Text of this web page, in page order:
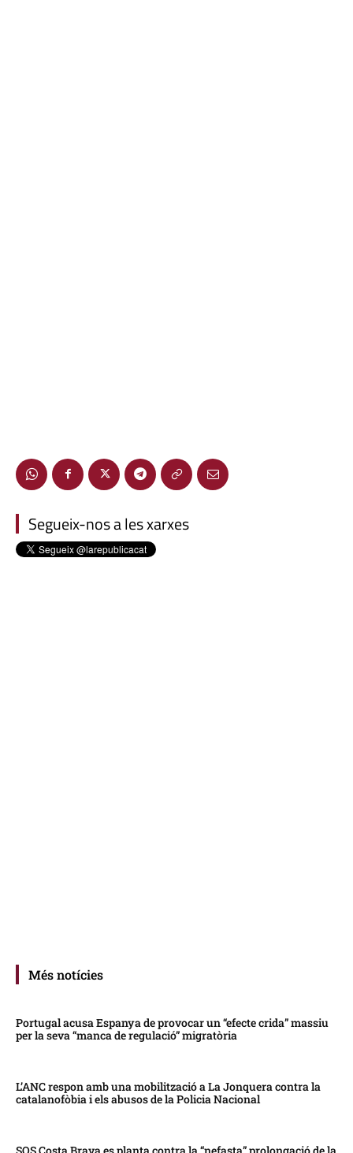
Segueix-nos a les xarxes
Més notícies
Portugal acusa Espanya de provocar un “efecte crida” massiu
per la seva “manca de regulació” migratòria
L’ANC respon amb una mobilització a La Jonquera contra la
catalanofòbia i els abusos de la Policia Nacional
SOS Costa Brava es planta contra la “nefasta” prolongació de la